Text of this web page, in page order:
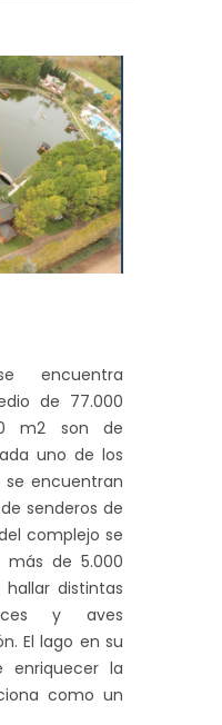
encuentra
de 77.000
m2 son de
uno de los
encuentran
senderos de
complejo se
de 5.000
distintas
y aves
El lago en su
enriquecer la
como un